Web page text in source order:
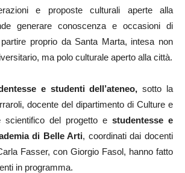
e proposte culturali aperte alla
generare conoscenza e occasioni di
proprio da Santa Marta, intesa non
ma polo culturale aperto alla città.
e studenti dell’ateneo, sotto la
docente del dipartimento di Culture e
scientifico del progetto e studentesse e
di Belle Arti, coordinati dai docenti
Fasser, con Giorgio Fasol, hanno fatto
in programma.